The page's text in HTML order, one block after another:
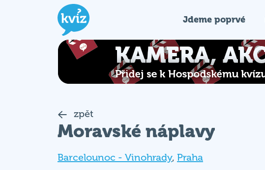
Jdeme poprvé
zpět
Moravské náplavy
Barcelounoc - Vinohrady, Praha